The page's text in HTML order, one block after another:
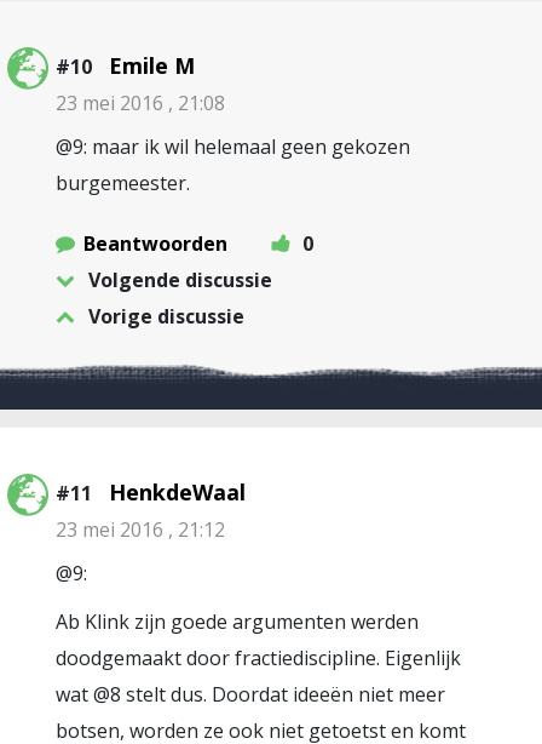
#10 Emile M
23 mei 2016 , 21:08
@9: maar ik wil helemaal geen gekozen
burgemeester.
Beantwoorden
0
Volgende discussie
Vorige discussie
#11 HenkdeWaal
23 mei 2016 , 21:12
@9:
Ab Klink zijn goede argumenten werden
doodgemaakt door fractiediscipline. Eigenlijk
wat @8 stelt dus. Doordat ideeën niet meer
botsen, worden ze ook niet getoetst en komt